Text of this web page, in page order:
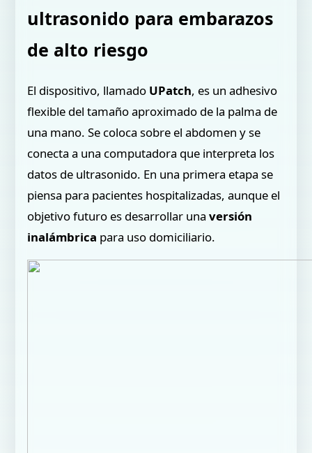
ultrasonido para embarazos
de alto riesgo
El dispositivo, llamado UPatch, es un adhesivo
flexible del tamaño aproximado de la palma de
una mano. Se coloca sobre el abdomen y se
conecta a una computadora que interpreta los
datos de ultrasonido. En una primera etapa se
piensa para pacientes hospitalizadas, aunque el
objetivo futuro es desarrollar unaversión
inalámbrica para uso domiciliario.